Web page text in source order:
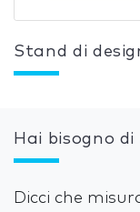
Stand di
Hai bisogno
Dicci che